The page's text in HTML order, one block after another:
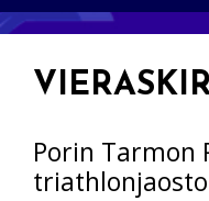
Porin Tarmon